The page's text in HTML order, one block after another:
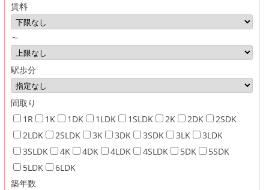
賃料
～
駅歩分
間取り
1R
1K 1DK 1LDK 1SLDK 2K 2DK
2SDK
2LDK
2SLDK 3K 3DK 3SDK 3LK
3LDK
3SLDK
4K 4DK 4LDK 4SLDK 5DK
5SDK
5LDK
6LDK
築年数